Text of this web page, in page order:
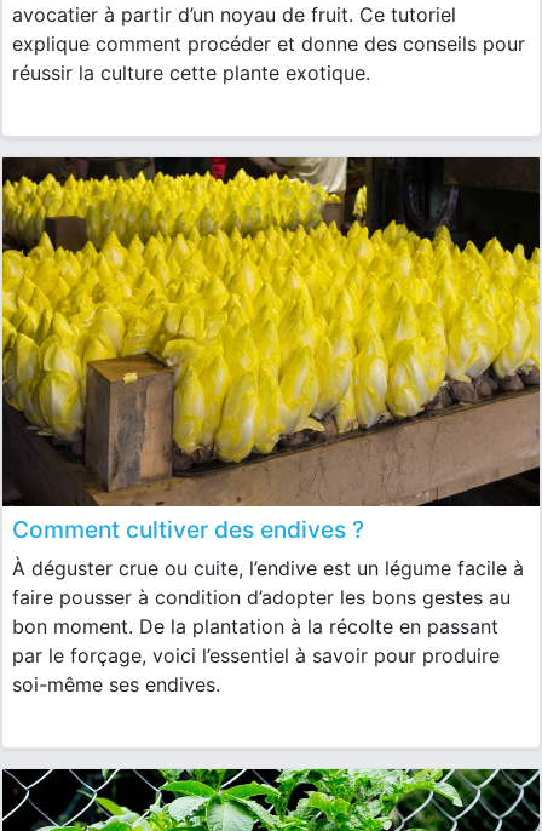
avocatier à partir d’un noyau de fruit. Ce tutoriel
explique comment procéder et donne des conseils pour
réussir la culture cette plante exotique.
Comment cultiver des endives ?
À déguster crue ou cuite, l’endive est un légume facile à
faire pousser à condition d’adopter les bons gestes au
bon moment. De la plantation à la récolte en passant
par le forçage, voici l’essentiel à savoir pour produire
soi-même ses endives.